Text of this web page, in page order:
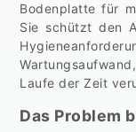
Bodenplatte für
Sie schützt den
Laufe der Zeit
Das Problem